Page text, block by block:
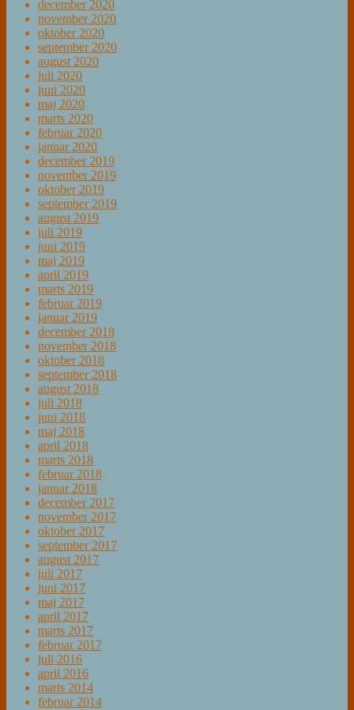
december 2020
november 2020
oktober 2020
september 2020
august 2020
juli 2020
juni 2020
maj 2020
marts 2020
februar 2020
januar 2020
december 2019
november 2019
oktober 2019
september 2019
august 2019
juli 2019
juni 2019
maj 2019
april 2019
marts 2019
februar 2019
januar 2019
december 2018
november 2018
oktober 2018
september 2018
august 2018
juli 2018
juni 2018
maj 2018
april 2018
marts 2018
februar 2018
januar 2018
december 2017
november 2017
oktober 2017
september 2017
august 2017
juli 2017
juni 2017
maj 2017
april 2017
marts 2017
februar 2017
juli 2016
april 2016
marts 2014
februar 2014